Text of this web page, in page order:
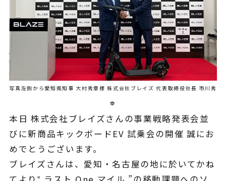
写真左側から愛知県知事 大村秀章様 株式会社ブレイズ 代表取締役社長 市川秀
幸
本日 株式会社ブレイズさんの事業戦略発表会並
びに新商品キックボードEV 試乗会の開催 誠にお
めでとうございます。
ブレイズさんは、愛知・名古屋の地に於いてかね